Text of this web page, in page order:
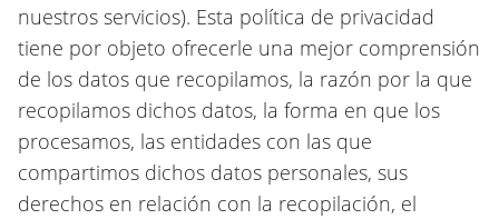
nuestros servicios). Esta política de privacidad
tiene por objeto ofrecerle una mejor comprensión
de los datos que recopilamos, la razón por la que
recopilamos dichos datos, la forma en que los
procesamos, las entidades con las que
compartimos dichos datos personales, sus
derechos en relación con la recopilación, el